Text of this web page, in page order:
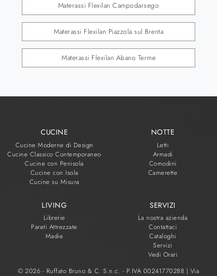
Materassi Flexilan Campodarsego
Materassi Flexilan Piazzola sul Brenta
Materassi Flexilan Abano Terme
CUCINE
Cucine Moderne di Design
Cucine Classico Contemporaneo
Cucine con Penisola
Cucine con Isola
Cucine su Misura
NOTTE
Letti
Armadi
Comodini
Camerette
LIVING
Librerie
Pareti Attrezzate
Madie
SERVIZI
La nostra azienda
Contattaci
Cataloghi
Servizi
Vedi Orari
© 2026 - Ruffato Bruno & C. S.n.c. - P.IVA 00241770288 | Via